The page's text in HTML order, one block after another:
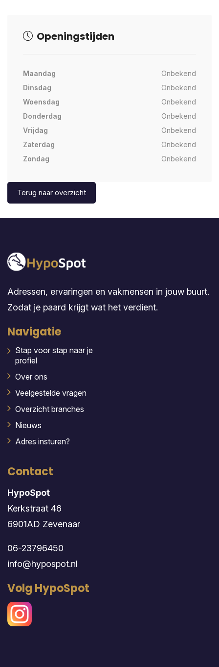
Openingstijden
Maandag
Onbekend
Dinsdag
Onbekend
Woensdag
Onbekend
Donderdag
Onbekend
Vrijdag
Onbekend
Zaterdag
Onbekend
Zondag
Onbekend
Terug naar overzicht
Adressen, ervaringen en vakmensen in jouw buurt.
Zodat je paard krijgt wat het verdient.
Navigatie
Stap voor stap naar je
profiel
Over ons
Veelgestelde vragen
Overzicht branches
Nieuws
Adres insturen?
Contact
HypoSpot
Kerkstraat 46
6901AD Zevenaar
06-23796450
info@hypospot.nl
Volg HypoSpot